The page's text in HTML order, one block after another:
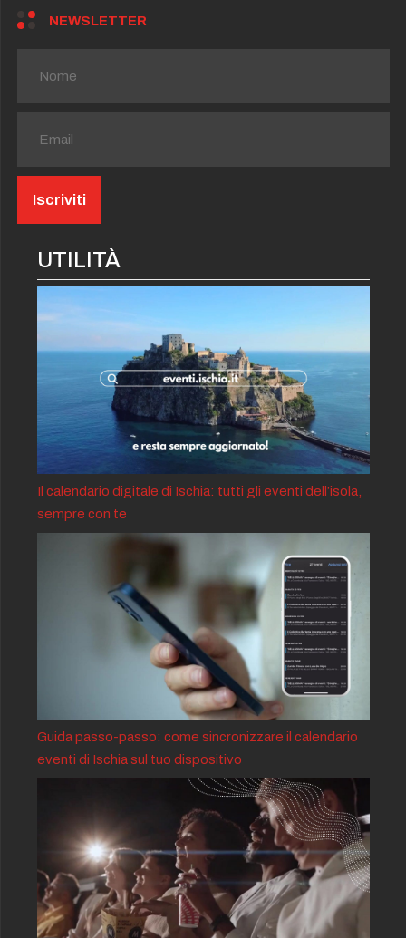
NEWSLETTER
UTILITÀ
Il calendario digitale di Ischia: tutti gli eventi dell’isola,
sempre con te
Guida passo-passo: come sincronizzare il calendario
eventi di Ischia sul tuo dispositivo